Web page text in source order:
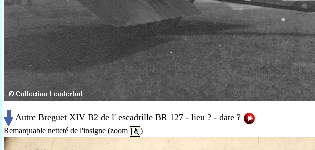
Autre Breguet XIV B2 de l' escadrille BR 127 - lieu ? - date ?
Remarquable netteté de l'insigne (zoom )